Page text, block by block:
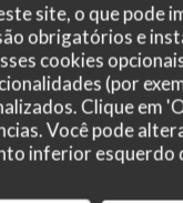
site, o que pode
obrigatórios e
cookies
(por
Clique em
Você pode
inferior esquerdo